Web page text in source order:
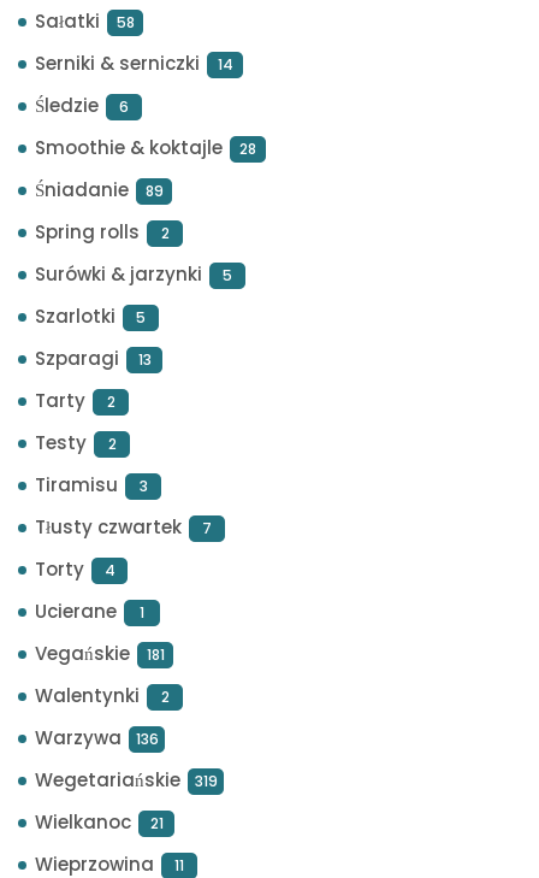
Sałatki 58
Serniki & serniczki 14
Śledzie 6
Smoothie & koktajle 28
Śniadanie 89
Spring rolls 2
Surówki & jarzynki 5
Szarlotki 5
Szparagi 13
Tarty 2
Testy 2
Tiramisu 3
Tłusty czwartek 7
Torty 4
Ucierane 1
Vegańskie 181
Walentynki 2
Warzywa 136
Wegetariańskie 319
Wielkanoc 21
Wieprzowina 11